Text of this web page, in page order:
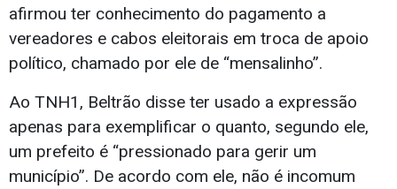
afirmou ter conhecimento do pagamento a
vereadores e cabos eleitorais em troca de apoio
político, chamado por ele de “mensalinho”.
Ao TNH1, Beltrão disse ter usado a expressão
apenas para exemplificar o quanto, segundo ele,
um prefeito é “pressionado para gerir um
município”. De acordo com ele, não é incomum